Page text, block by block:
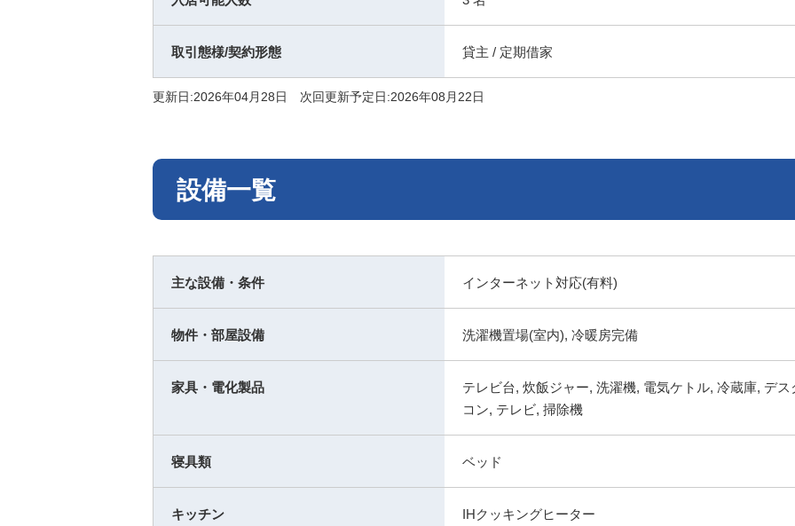
取引態様/契約形態 貸主 / 定期借家
更新日:2026年04月28日 次回更新予定日:2026年08月22日
設備一覧
主な設備・条件 インターネット対応(有料)
物件・部屋設備 洗濯機置場(室内), 冷暖房完備
家具・電化製品
テレビ台, 炊飯ジャー, 洗濯機, 電気ケトル, 冷蔵庫, デ
コン, テレビ, 掃除機
寝具類 ベッド
キッチン IHクッキングヒーター